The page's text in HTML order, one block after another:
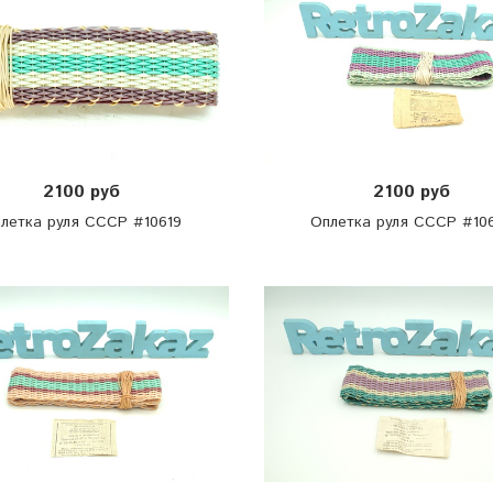
2100 руб
руля СССР #10619
2100 руб
Оплетка руля СССР